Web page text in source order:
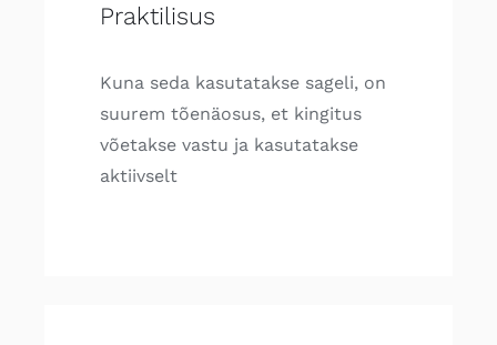
Praktilisus
Kuna seda kasutatakse sageli, on
suurem tõenäosus, et kingitus
võetakse vastu ja kasutatakse
aktiivselt